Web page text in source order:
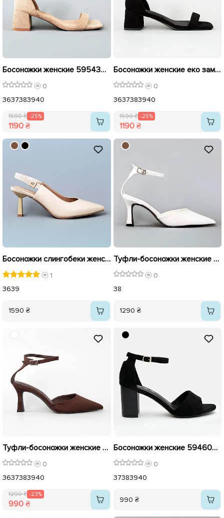
Босоножки женские 595439 Бежевые распродажа
0
3637383940
1590 ₴ -25%
1190 ₴
Босоножки женские еко замш 595438 Черные распродажа
0
3637383940
1590 ₴ -25%
1190 ₴
Босоножки слингобеки женские 595441 Бежевые
1
3639
1590 ₴
Туфли-босоножки женские острый носок 594613 Белые
0
38
1290 ₴
Туфли-босоножки женские острый носок 594612 Коричневые распродажа
0
3637383940
1290 ₴ -23%
990 ₴
Босоножки женские 594606 Черные
0
37383940
990 ₴